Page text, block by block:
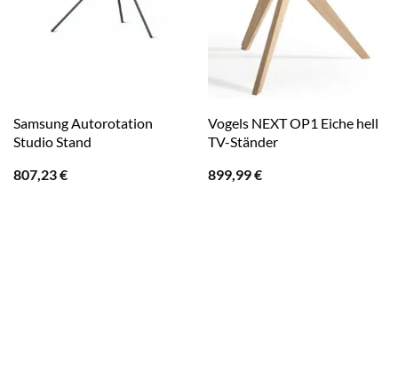
Samsung Autorotation
Studio Stand
807,23€
Vogels NEXT OP1 Eiche hell
TV-Ständer
899,99€